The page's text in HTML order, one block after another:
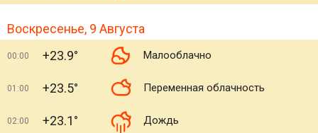
Воскресенье, 9 Августа
00:00 +23.9° Малооблачно
01:00 +23.5° Переменная облачность
02:00 +23.1° Дождь